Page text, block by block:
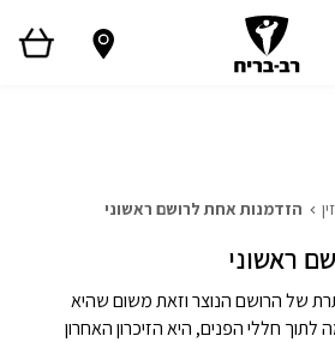
הזדמנות אחת לרושם ראשוני
ראשוני
של הרושם הנוצר וזאת משום שהיא
חללי הפנים, היא הזיכרון האחרון